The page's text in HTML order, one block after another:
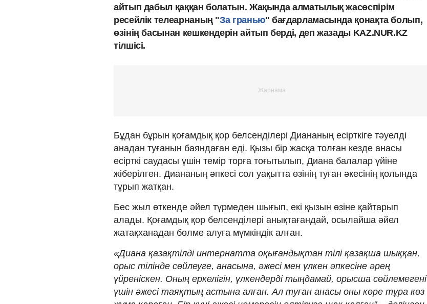
айтып дабыл қаққан болатын. Жақында алматылық жасөспірім
ресейлік телеарнаның "За гранью" бағдарламасында қонақта болып,
өзінің басынан кешкендерін айтып берді, деп жазады KAZ.NUR.KZ
тілшісі.
Бұдан бұрын қоғамдық қор белсенділері Диананың есірткіге тәуелді
анадан туғанын баяндаған еді. Қызы бір жасқа толған кезде анасы
есірткі саудасы үшін темір торға тоғытылып, Диана балалар үйіне
жіберілген. Диананың әпкесі сол уақытта өзінің туған әкесінің қолында
тұрып жатқан.
Бес жыл өткенде әйел түрмеден шығып, екі қызын өзіне қайтарып
алады. Қоғамдық қор белсенділері анықтағандай, осылайша әйел
жатақханадан бөлме алуға мүмкіндік алған.
«Диана қазақтілді интернатта оқығандықтан тілі қазақша шыққан,
орыс тілінде сөйлеуге, анасына, әжесі мен үлкен әпкесіне әрең
үйреніскен. Оның еркелігін, үлкендерді тыңдамай, орысша сөйлемегені
үшін әжесі таяқтың астына алған. Ал туған анасы оны көре тұра көз